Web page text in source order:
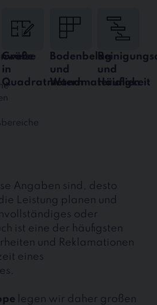
Größe
in
Quadratmetern
Bodenbelag
und
Wandmaterialien
und
Häufigkeit
Angaben sind, desto
Leistung planen und
oder
ist eine der häufigsten
und Reklamationen
eines
legen wir daher großen